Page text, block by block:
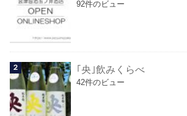
92件のビュー
｢央｣飲みくらべ
42件のビュー